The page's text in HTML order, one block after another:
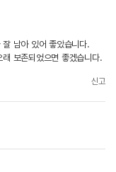
남아 있어 좋았습니다.
보존되었으면 좋겠습니다.
신고